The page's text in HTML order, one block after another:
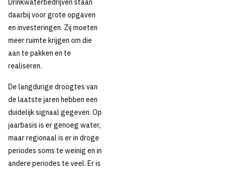
Drinkwaterbedrijven staan
daarbij voor grote opgaven
en investeringen. Zij moeten
meer ruimte krijgen om die
aan te pakken en te
realiseren.
De langdurige droogtes van
de laatste jaren hebben een
duidelijk signaal gegeven. Op
jaarbasis is er genoeg water,
maar regionaal is er in droge
periodes soms te weinig en in
andere periodes te veel. Er is